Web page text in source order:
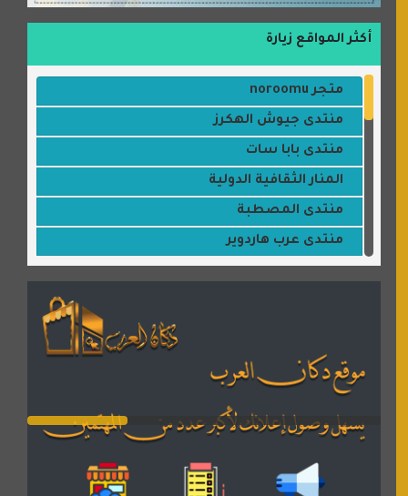
أكثر المواقع زيارة
متجر noroomu
منتدى جيوش الهكرز
منتدى بابا سات
المنار الثقافية الدولية
منتدى المصطبة
منتدى عرب هاردوير
القران للجميع
منتدى همسات روائية
المكتبة الصوتية للقران الكريم
منتدى عدلات